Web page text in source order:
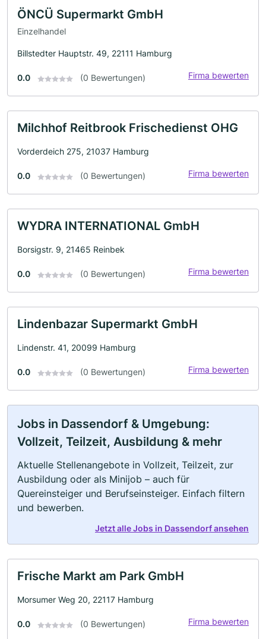
ÖNCÜ Supermarkt GmbH
Einzelhandel
Billstedter Hauptstr. 49, 22111 Hamburg
0.0 (0 Bewertungen) Firma bewerten
Milchhof Reitbrook Frischedienst OHG
Vorderdeich 275, 21037 Hamburg
0.0 (0 Bewertungen) Firma bewerten
WYDRA INTERNATIONAL GmbH
Borsigstr. 9, 21465 Reinbek
0.0 (0 Bewertungen) Firma bewerten
Lindenbazar Supermarkt GmbH
Lindenstr. 41, 20099 Hamburg
0.0 (0 Bewertungen) Firma bewerten
Jobs in Dassendorf & Umgebung:
Vollzeit, Teilzeit, Ausbildung & mehr
Aktuelle Stellenangebote in Vollzeit, Teilzeit, zur
Ausbildung oder als Minijob – auch für
Quereinsteiger und Berufseinsteiger. Einfach filtern
und bewerben.
Jetzt alle Jobs in Dassendorf ansehen
Frische Markt am Park GmbH
Morsumer Weg 20, 22117 Hamburg
0.0 (0 Bewertungen) Firma bewerten